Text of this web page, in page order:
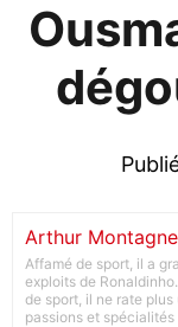
Arthur Montagne
Affamé de sport, il a
exploits de
de sport, il ne rate plus
passions et spécialités